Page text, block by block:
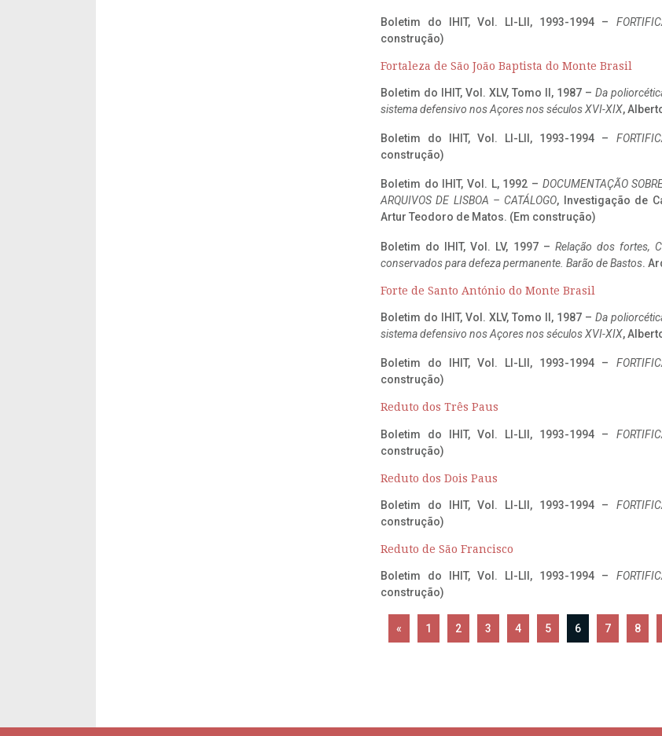
Boletim do IHIT, Vol. LI-LII, 1993-1994 –
construção)
Fortaleza de São João Baptista do Monte Brasil
Boletim do IHIT, Vol. XLV, Tomo II, 1987 – Da
sistema defensivo nos Açores nos séculos XVI-XIX,
Boletim do IHIT, Vol. LI-LII, 1993-1994 –
construção)
Boletim do IHIT, Vol. L, 1992 – DOCUMENTAÇÃO
ARQUIVOS DE LISBOA – CATÁLOGO, Investigação de
Artur Teodoro de Matos. (Em construção)
Boletim do IHIT, Vol. LV, 1997 – Relação dos fortes,
conservados para defeza permanente. Barão de Bastos.
Forte de Santo António do Monte Brasil
Boletim do IHIT, Vol. XLV, Tomo II, 1987 – Da
sistema defensivo nos Açores nos séculos XVI-XIX,
Boletim do IHIT, Vol. LI-LII, 1993-1994 –
construção)
Reduto dos Três Paus
Boletim do IHIT, Vol. LI-LII, 1993-1994 –
construção)
Reduto dos Dois Paus
Boletim do IHIT, Vol. LI-LII, 1993-1994 –
construção)
Reduto de São Francisco
Boletim do IHIT, Vol. LI-LII, 1993-1994 –
construção)
« 1 2 3 4 5 6 7 8